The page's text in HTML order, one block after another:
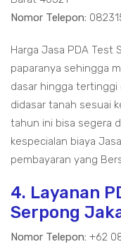
Nomor Telepon:
Harga Jasa PDA Test
paparanya sehingga
dasar hingga tertinggi
didasar tanah sesuai
tahun ini bisa segera
kespecialan biaya
pembayaran yang
4. Layanan
Serpong
Nomor Telepon: +62